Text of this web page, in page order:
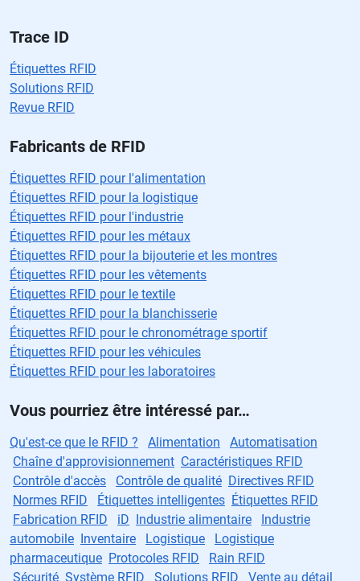
o.
Trace ID
Étiquettes RFID
Solutions RFID
Revue RFID
Fabricants de RFID
Étiquettes RFID pour l'alimentation
Étiquettes RFID pour la logistique
Étiquettes RFID pour l'industrie
Étiquettes RFID pour les métaux
Étiquettes RFID pour la bijouterie et les montres
Étiquettes RFID pour les vêtements
Étiquettes RFID pour le textile
Étiquettes RFID pour la blanchisserie
Étiquettes RFID pour le chronométrage sportif
Étiquettes RFID pour les véhicules
Étiquettes RFID pour les laboratoires
Vous pourriez être intéressé par…
Qu'est-ce que le RFID ? Alimentation
Automatisation
Chaîne d'approvisionnement Caractéristiques RFID
Contrôle d'accès
Contrôle de qualité Directives RFID
Normes RFID
Étiquettes intelligentes Étiquettes RFID
Fabrication RFID
iD Industrie alimentaire
Industrie
automobile Inventaire Logistique
Logistique
pharmaceutique Protocoles RFID
Rain RFID
Sécurité Système RFID Solutions RFID Vente au détail